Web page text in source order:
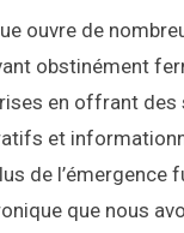
ouvre de
obstinément
en offrant
et
de l’émergence
que nous